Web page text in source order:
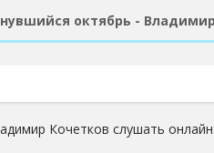
октябрь -
Кочетков слушать